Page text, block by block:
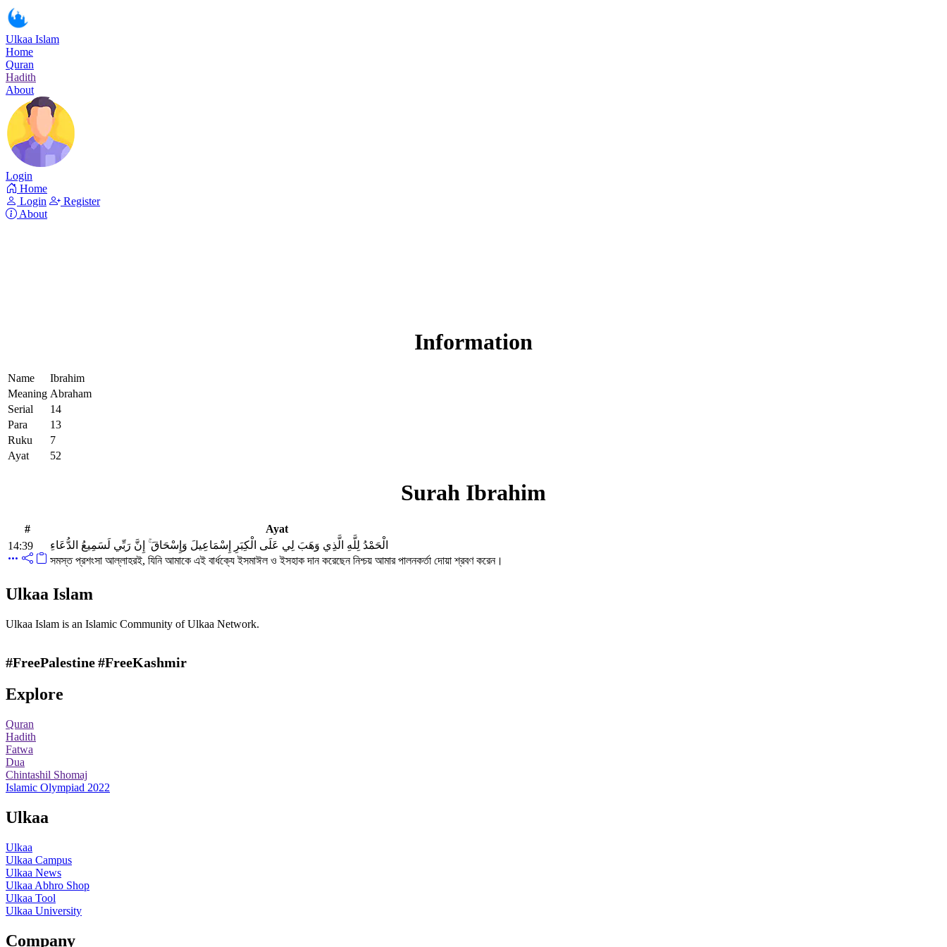
Ulkaa Islam
Home
Quran
Hadith
About
Login
Home
Login
Register
About
Information
Name
Ibrahim
Meaning Abraham
Serial
14
Para
13
Ruku
7
Ayat
52
Surah Ibrahim
#
Ayat
14:39
الْحَمْدُ لِلَّهِ الَّذِي وَهَبَ لِي عَلَى الْكِبَرِ إِسْمَاعِيلَ وَإِسْحَاقَ ۚ إِنَّ رَبِّي لَسَمِيعُ الدُّعَاءِ
সমস্ত প্রশংসা আল্লাহরই, যিনি আমাকে এই বার্ধক্যে ইসমাঈল ও ইসহাক দান করেছেন নিশ্চয় আমার পালনকর্তা দোয়া শ্রবণ করেন।
Ulkaa Islam
Ulkaa Islam is an Islamic Community of Ulkaa Network.
#FreePalestine#FreeKashmir
Explore
Quran
Hadith
Fatwa
Dua
Chintashil Shomaj
Islamic Olympiad 2022
Ulkaa
Ulkaa
Ulkaa Campus
Ulkaa News
Ulkaa Abhro Shop
Ulkaa Tool
Ulkaa University
Company